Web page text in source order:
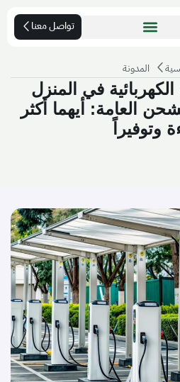
تواصل معنا
المدونة
في المنزل
العامة: أيهما أكثر
وتوفيراً